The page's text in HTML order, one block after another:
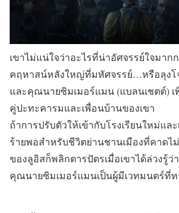
เขาไม่แน่ใจว่าอะไรที่น่าอัศจรรย์ใจมาก
คฤหาสน์หลังใหญ่ที่มหัศจรรย์…หรือลุง
และคุณนายซิมเมอร์แมน (แบลนเชตต์)
คู่ปะทะคารมและเพื่อนบ้านของเขา
ถ้าการปรับตัวให้เข้ากับโรงเรียนใหม่แล
ร้ายพอสำหรับชีวิตย่านชานเมืองที่คาดไ
ของลูอิสก็พลิกตารปัตรเมื่อเขาได้ล่วงรู้ว่
คุณนายซิมเมอร์แมนเป็นผู้มีเวทมนตร์ที่